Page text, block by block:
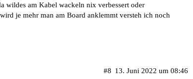
wildes am Kabel wackeln nix verbessert oder
je mehr man am Board anklemmt versteh ich noch
13. Juni 2022 um 08:46
#8